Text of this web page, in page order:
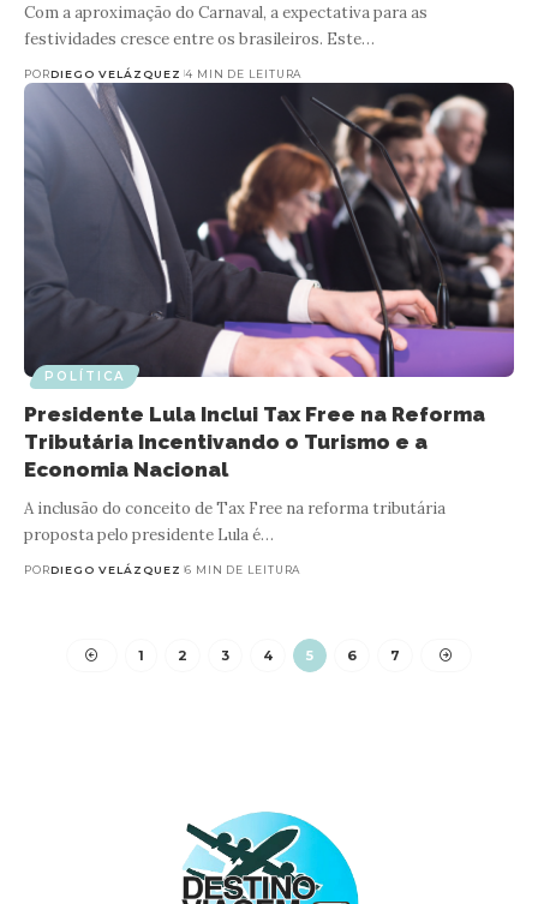
Com a aproximação do Carnaval, a expectativa para as
festividades cresce entre os brasileiros. Este…
PORDIEGO VELÁZQUEZ 4 MIN DE LEITURA
POLÍTICA
Presidente Lula Inclui Tax Free na Reforma
Tributária Incentivando o Turismo e a
Economia Nacional
A inclusão do conceito de Tax Free na reforma tributária
proposta pelo presidente Lula é…
PORDIEGO VELÁZQUEZ 6 MIN DE LEITURA
1 2 3 4 5 6 7